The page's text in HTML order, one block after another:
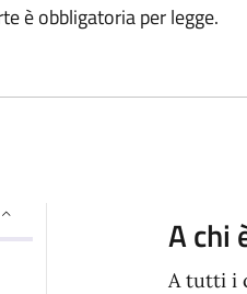
è obbligatoria per legge.
A chi
A tutti i